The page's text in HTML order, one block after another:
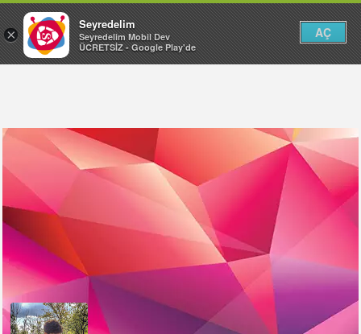
×
Seyredelim
Seyredelim Mobil Dev
ÜCRETSİZ - Google Play'de
AÇ